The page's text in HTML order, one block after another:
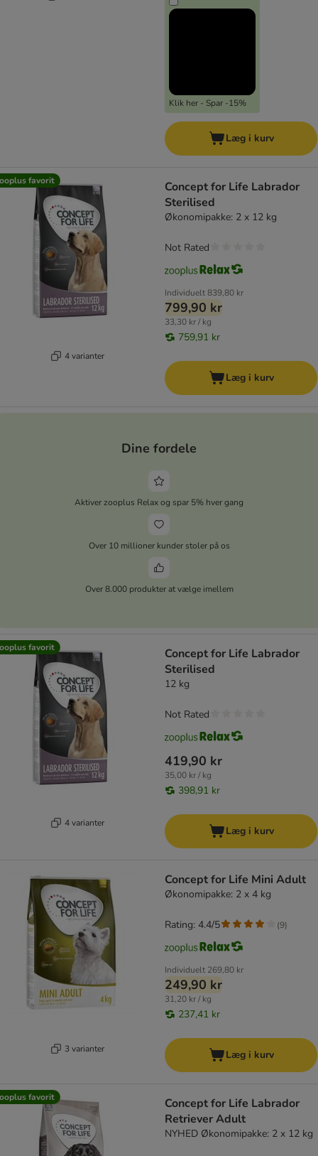
Klik her - Spar -15%
Læg i kurv
favorit
4 varianter
Concept for Life Labrador
Sterilised
Økonomipakke: 2 x 12 kg
Individuelt839,80 kr
799,90 kr
33,30 kr / kg
759,91 kr
Not Rated
Læg i kurv
Dine fordele
Aktiver zooplus Relax og spar 5% hver gang
Over 10 millioner kunder stoler på os
Over 8.000 produkter at vælge imellem
favorit
4 varianter
Concept for Life Labrador
Sterilised
12 kg
419,90 kr
35,00 kr / kg
398,91 kr
Not Rated
Læg i kurv
3 varianter
Concept for Life Mini Adult
Økonomipakke: 2 x 4 kg
Individuelt 269,80 kr
249,90 kr
31,20 kr / kg
237,41 kr
Rating: 4.4/5 (9)
Læg i kurv
favorit
Concept for Life Labrador
Retriever Adult
NYHED Økonomipakke: 2 x 12 kg